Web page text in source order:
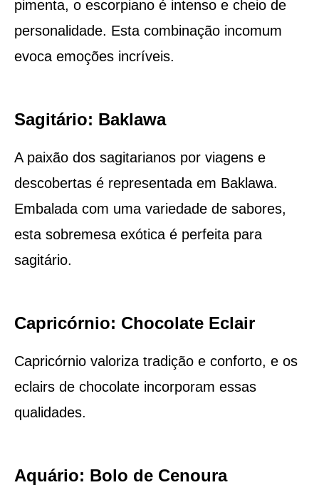
pimenta, o escorpiano é intenso e cheio de
personalidade. Esta combinação incomum
evoca emoções incríveis.
Sagitário: Baklawa
A paixão dos sagitarianos por viagens e
descobertas é representada em Baklawa.
Embalada com uma variedade de sabores,
esta sobremesa exótica é perfeita para
sagitário.
Capricórnio: Chocolate Eclair
Capricórnio valoriza tradição e conforto, e os
eclairs de chocolate incorporam essas
qualidades.
Aquário: Bolo de Cenoura